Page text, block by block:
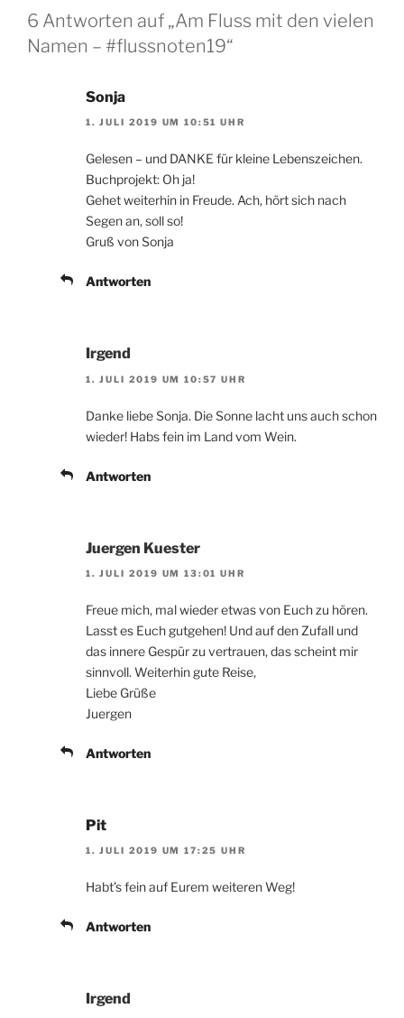
6 Antworten auf „Am Fluss mit den vielen
Namen – #flussnoten19“
Sonja
1. JULI 2019 UM 10:51 UHR
Gelesen – und DANKE für kleine Lebenszeichen.
Buchprojekt: Oh ja!
Gehet weiterhin in Freude. Ach, hört sich nach
Segen an, soll so!
Gruß von Sonja
Antworten
Irgend
1. JULI 2019 UM 10:57 UHR
Danke liebe Sonja. Die Sonne lacht uns auch schon
wieder! Habs fein im Land vom Wein.
Antworten
Juergen Kuester
1. JULI 2019 UM 13:01 UHR
Freue mich, mal wieder etwas von Euch zu hören.
Lasst es Euch gutgehen! Und auf den Zufall und
das innere Gespür zu vertrauen, das scheint mir
sinnvoll. Weiterhin gute Reise,
Liebe Grüße
Juergen
Antworten
Pit
1. JULI 2019 UM 17:25 UHR
Habt’s fein auf Eurem weiteren Weg!
Antworten
Irgend